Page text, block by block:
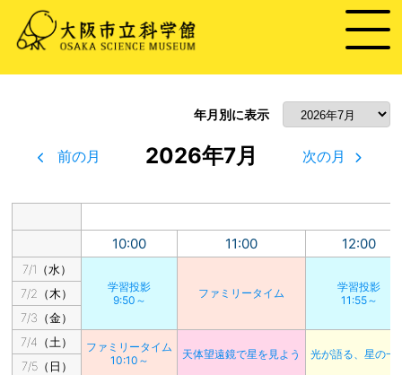
年月別に表示
前の月 2026年7月 次の月
10:00 11:00 12:00
7/1（水）
学習投影
9:50～
ファミリータイム
学習投影
11:55～
7/2（木）
7/3（金）
7/4（土）
ファミリータイム
10:10～
天体望遠鏡で星を見よう 光が語る、星の一
7/5（日）